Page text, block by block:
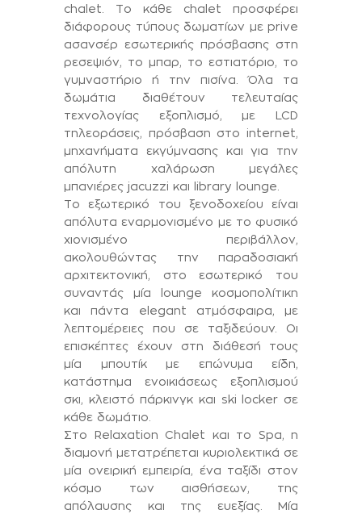
chalet. Το κάθε chalet προσφέρει
διάφορους τύπους δωματίων με prive
ασανσέρ εσωτερικής πρόσβασης στη
ρεσεψιόν, το μπαρ, το εστιατόριο, το
γυμναστήριο ή την πισίνα.Όλα τα
δωμάτια διαθέτουν τελευταίας
τεχνολογίας εξοπλισμό, με LCD
τηλεοράσεις, πρόσβαση στο internet,
μηχανήματα εκγύμνασης και για την
απόλυτη χαλάρωση μεγάλες
μπανιέρες jacuzzi και library lounge.
Το εξωτερικό του ξενοδοχείου είναι
απόλυτα εναρμονισμένο με το φυσικό
χιονισμένο περιβάλλον,
ακολουθώντας την παραδοσιακή
αρχιτεκτονική, στο εσωτερικό του
συναντάς μία lounge κοσμοπολίτικη
και πάντα elegant ατμόσφαιρα, με
λεπτομέρειες που σε ταξιδεύουν. Οι
επισκέπτες έχουν στη διάθεσή τους
μία μπουτίκ με επώνυμα είδη,
κατάστημα ενοικιάσεως εξοπλισμού
σκι, κλειστό πάρκινγκ και ski locker σε
κάθε δωμάτιο.
Στο Relaxation Chalet και το Spa, η
διαμονή μετατρέπεται κυριολεκτικά σε
μία ονειρική εμπειρία, ένα ταξίδι στον
κόσμο των αισθήσεων, της
απόλαυσης και της ευεξίας. Μία